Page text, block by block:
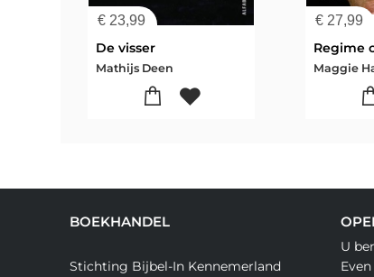
€ 23,99
De visser
Mathijs Deen
€ 27,99
Regime
BOEKHANDEL
Stichting Bijbel-In Kennemerland
U